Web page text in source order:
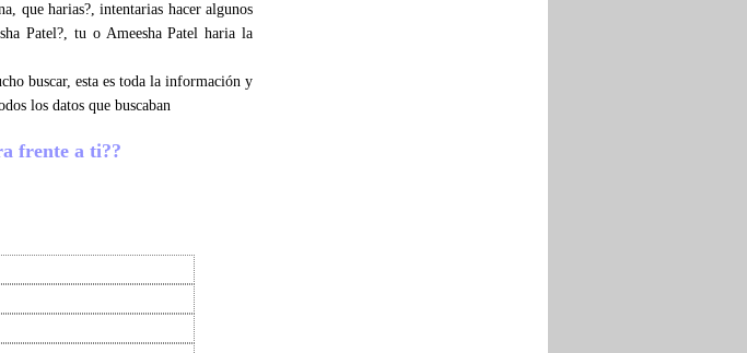
que harias?, intentarias hacer algunos
Patel?, tu o Ameesha Patel haria la
buscar, esta es toda la información y
los datos que buscaban
frente a ti??